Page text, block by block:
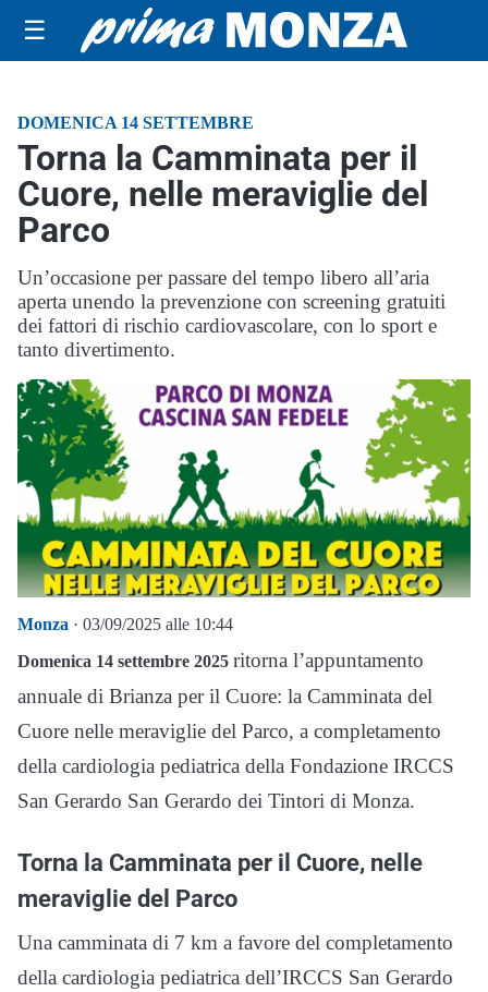
☰
DOMENICA 14 SETTEMBRE
Torna la Camminata per il
Cuore, nelle meraviglie del
Parco
Un’occasione per passare del tempo libero all’aria
aperta unendo la prevenzione con screening gratuiti
dei fattori di rischio cardiovascolare, con lo sport e
tanto divertimento.
Monza · 03/09/2025 alle 10:44
Domenica 14 settembre 2025 ritorna l’appuntamento
annuale di Brianza per il Cuore: la Camminata del
Cuore nelle meraviglie del Parco, a completamento
della cardiologia pediatrica della Fondazione IRCCS
San Gerardo San Gerardo dei Tintori di Monza.
Torna la Camminata per il Cuore, nelle
meraviglie del Parco
Una camminata di 7 km a favore del completamento
della cardiologia pediatrica dell’IRCCS San Gerardo